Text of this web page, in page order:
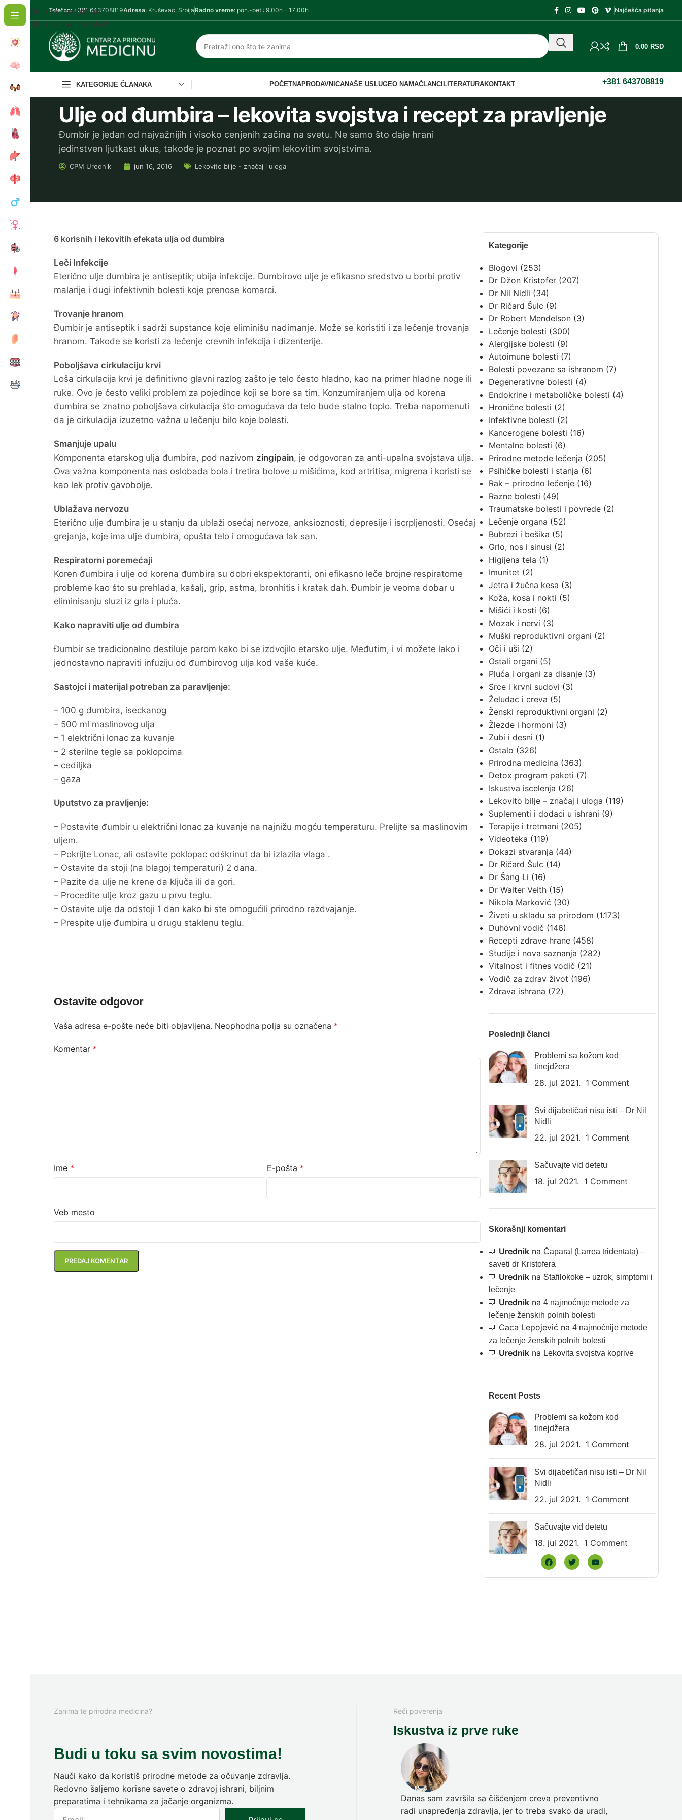
Skip to navigation
Skip to main content
Telefon: +381 643708819Adresa: Kruševac, SrbijaRadno vreme: pon.-pet.: 9:00h - 17:00h Najčešća pitanja
0.00 RSD
KATEGORIJE ČLANAKA POČETNAPRODAVNICANAŠE USLUGEO NAMAČLANCI LITERATURAKONTAKT +381 643708819
Ulje od đumbira – lekovita svojstva i recept za pravljenje
Đumbir je jedan od najvažnijih i visoko cenjenih začina na svetu. Ne samo što daje hrani
jedinstven ljutkast ukus, takođe je poznat po svojim lekovitim svojstvima.
CPM Urednik jun 16, 2016 Lekovito bilje - značaj i uloga
Kategorije
Blogovi (253)
Dr Džon Kristofer(207)
Dr Nil Nidli (34)
Dr Ričard Šulc (9)
Dr Robert Mendelson(3)
Lečenje bolesti (300)
Alergijske bolesti (9)
Autoimune bolesti (7)
Bolesti povezane sa ishranom (7)
Degenerativne bolesti (4)
Endokrine i metaboličke bolesti (4)
Hronične bolesti (2)
Infektivne bolesti (2)
Kancerogene bolesti (16)
Mentalne bolesti (6)
Prirodne metode lečenja (205)
Psihičke bolesti i stanja (6)
Rak – prirodno lečenje(16)
Razne bolesti (49)
Traumatske bolesti i povrede(2)
Lečenje organa (52)
Bubrezi i bešika (5)
Grlo, nos i sinusi (2)
Higijena tela (1)
Imunitet (2)
Jetra i žučna kesa (3)
Koža, kosa i nokti (5)
Mišići i kosti (6)
Mozak i nervi (3)
Muški reproduktivni organi (2)
Oči i uši (2)
Ostali organi (5)
Pluća i organi za disanje(3)
Srce i krvni sudovi (3)
Želudac i creva (5)
Ženski reproduktivni organi (2)
Žlezde i hormoni (3)
Zubi i desni (1)
Ostalo (326)
Prirodna medicina (363)
Detox program paketi (7)
Iskustva iscelenja (26)
Lekovito bilje – značaj i uloga (119)
Suplementi i dodaci u ishrani (9)
Terapije i tretmani (205)
Videoteka (119)
Dokazi stvaranja (44)
Dr Ričard Šulc (14)
Dr Šang Li (16)
Dr Walter Veith(15)
Nikola Marković (30)
Živeti u skladu sa prirodom (1.173)
Duhovni vodič (146)
Recepti zdrave hrane(458)
Studije i nova saznanja (282)
Vitalnost i fitnes vodič (21)
Vodič za zdrav život (196)
Zdrava ishrana (72)
Poslednji članci
Problemi sa kožom kod
tinejdžera
28. jul 2021. 1 Comment
Svi dijabetičari nisu isti – Dr Nil
Nidli
22. jul 2021. 1 Comment
Sačuvajte vid detetu
18. jul 2021. 1 Comment
Skorašnji komentari
Urednikna Čaparal (Larrea tridentata) –
saveti dr Kristofera
Urednikna Stafilokoke – uzrok, simptomi i
lečenje
Urednikna 4 najmoćnije metode za
lečenje ženskih polnih bolesti
Caca Lepojević na 4 najmoćnije metode
za lečenje ženskih polnih bolesti
Urednikna Lekovita svojstva koprive
Recent Posts
Problemi sa kožom kod
tinejdžera
28. jul 2021. 1 Comment
Svi dijabetičari nisu isti – Dr Nil
Nidli
22. jul 2021. 1 Comment
Sačuvajte vid detetu
18. jul 2021. 1 Comment
6 korisnih i lekovitih efekata ulja od đumbira
Leči Infekcije
Eterično ulje đumbira je antiseptik; ubija infekcije. Đumbirovo ulje je efikasno sredstvo u borbi protiv
malarije i dugi infektivnih bolesti koje prenose komarci.
Trovanje hranom
Đumbir je antiseptik i sadrži supstance koje eliminišu nadimanje. Može se koristiti i za lečenje trovanja
hranom. Takođe se koristi za lečenje crevnih infekcija i dizenterije.
Poboljšava cirkulaciju krvi
Loša cirkulacija krvi je definitivno glavni razlog zašto je telo često hladno, kao na primer hladne noge ili
ruke. Ovo je često veliki problem za pojedince koji se bore sa tim. Konzumiranjem ulja od korena
đumbira se znatno poboljšava cirkulacija što omogućava da telo bude stalno toplo. Treba napomenuti
da je cirkulacija izuzetno važna u lečenju bilo koje bolesti.
Smanjuje upalu
Komponenta etarskog ulja đumbira, pod nazivom zingipain, je odgovoran za anti-upalna svojstava ulja.
Ova važna komponenta nas oslobađa bola i tretira bolove u mišićima, kod artritisa, migrena i koristi se
kao lek protiv gavobolje.
Ublažava nervozu
Eterično ulje đumbira je u stanju da ublaži osećaj nervoze, anksioznosti, depresije i iscrpljenosti. Osećaj
grejanja, koje ima ulje đumbira, opušta telo i omogućava lak san.
Respiratorni poremećaji
Koren đumbira i ulje od korena đumbira su dobri ekspektoranti, oni efikasno leče brojne respiratorne
probleme kao što su prehlada, kašalj, grip, astma, bronhitis i kratak dah. Đumbir je veoma dobar u
eliminisanju sluzi iz grla i pluća.
Kako napraviti ulje od đumbira
Đumbir se tradicionalno destiluje parom kako bi se izdvojilo etarsko ulje. Međutim, i vi možete lako i
jednostavno napraviti infuziju od đumbirovog ulja kod vaše kuće.
Sastojci i materijal potreban za paravljenje:
– 100 g đumbira, iseckanog
– 500 ml maslinovog ulja
– 1 električni lonac za kuvanje
– 2 sterilne tegle sa poklopcima
– cediljka
– gaza
Uputstvo za pravljenje:
– Postavite đumbir u električni lonac za kuvanje na najnižu mogću temperaturu. Prelijte sa maslinovim
uljem.
– Pokrijte Lonac, ali ostavite poklopac odškrinut da bi izlazila vlaga .
– Ostavite da stoji (na blagoj temperaturi) 2 dana.
– Pazite da ulje ne krene da ključa ili da gori.
– Procedite ulje kroz gazu u prvu teglu.
– Ostavite ulje da odstoji 1 dan kako bi ste omogućili prirodno razdvajanje.
– Prespite ulje đumbira u drugu staklenu teglu.
Ostavite odgovor
Vaša adresa e-pošte neće biti objavljena. Neophodna polja su označena *
Komentar *
Ime * E-pošta *
Veb mesto
Zanima te prirodna medicina?
Budi u toku sa svim novostima!
Nauči kako da koristiš prirodne metode za očuvanje zdravlja.
Redovno šaljemo korisne savete o zdravoj ishrani, biljnim
preparatima i tehnikama za jačanje organizma.
Reči poverenja
Iskustva iz prve ruke
Danas sam završila sa čišćenjem creva preventivno
radi unapređenja zdravlja, jer to treba svako da uradi,